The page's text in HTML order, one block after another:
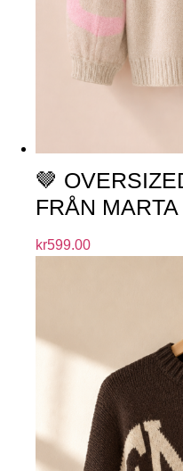
🤎
FRÅN
kr599.00